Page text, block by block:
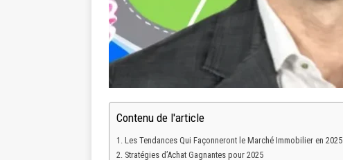
Contenu de l'article
Les Tendances Qui Façonneront le Marché Immobilier en 2025
Stratégies d’Achat Gagnantes pour 2025